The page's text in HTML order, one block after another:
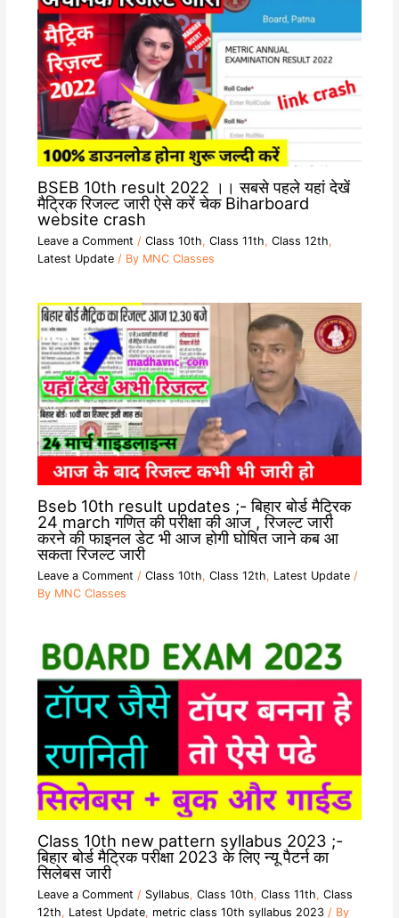
BSEB 10th result 2022 ।। सबसे पहले यहां देखें
मैट्रिक रिजल्ट जारी ऐसे करें चेक Biharboard
website crash
Leave a Comment / Class 10th, Class 11th, Class 12th,
Latest Update/ By MNC Classes
Bseb 10th result updates ;- बिहार बोर्ड मैट्रिक
24 march गणित की परीक्षा की आज , रिजल्ट जारी
करने की फाइनल डेट भी आज होगी घोषित जाने कब आ
सकता रिजल्ट जारी
Leave a Comment / Class 10th, Class 12th, Latest Update/
By MNC Classes
Class 10th new pattern syllabus 2023 ;-
बिहार बोर्ड मैट्रिक परीक्षा 2023 के लिए न्यू पैटर्न का
सिलेबस जारी
Leave a Comment / Syllabus, Class 10th, Class 11th, Class
12th, Latest Update, metric class 10th syllabus 2023/ By